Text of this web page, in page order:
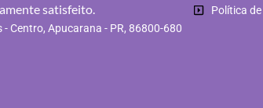
satisfeito.
Centro, Apucarana - PR, 86800-680
Política